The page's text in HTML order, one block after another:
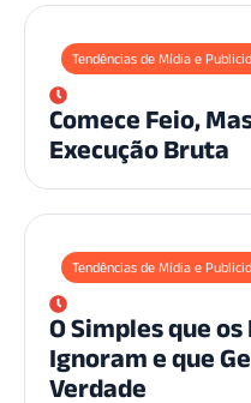
Tendências de Mídia e
Comece Feio,
Execução Bruta
Tendências de Mídia e
O Simples que
Ignoram e que
Verdade